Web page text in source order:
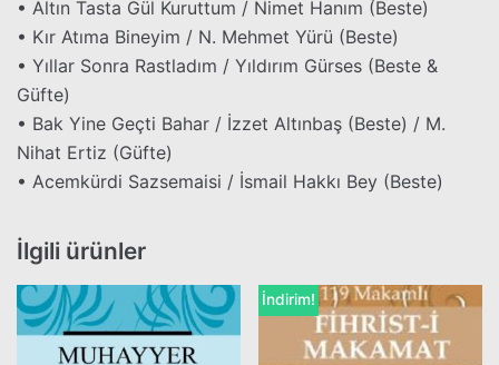
• Altın Tasta Gül Kuruttum / Nimet Hanım (Beste)
• Kır Atıma Bineyim / N. Mehmet Yürü (Beste)
• Yıllar Sonra Rastladım / Yıldırım Gürses (Beste &
Güfte)
• Bak Yine Geçti Bahar / İzzet Altınbaş (Beste) / M.
Nihat Ertiz (Güfte)
• Acemkürdi Sazsemaisi / İsmail Hakkı Bey (Beste)
İlgili ürünler
İndirim!